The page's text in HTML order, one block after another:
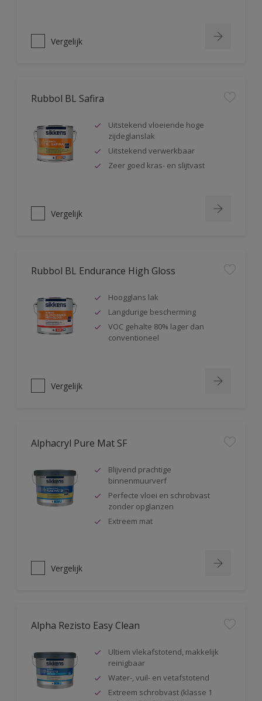
Vergelijk
Rubbol BL Safira
Uitstekend vloeiende hoge
zijdeglanslak
Uitstekend verwerkbaar
Zeer goed kras- en slijtvast
Vergelijk
Rubbol BL Endurance High Gloss
Hoogglans lak
Langdurige bescherming
VOC gehalte 80% lager dan
conventioneel
Vergelijk
Alphacryl Pure Mat SF
Blijvend prachtige
binnenmuurverf
Perfecte vloei en schrobvast
zonder opglanzen
Extreem mat
Vergelijk
Alpha Rezisto Easy Clean
Ultiem vlekafstotend, makkelijk
reinigbaar
Water-, vuil- en vetafstotend
Extreem schrobvast (klasse 1